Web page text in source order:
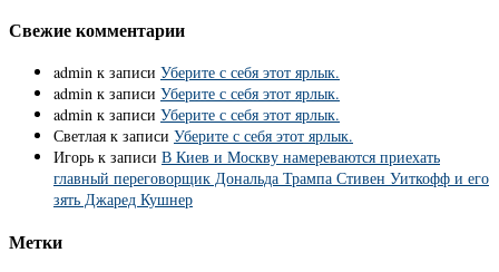
Свежие комментарии
admin к записи Уберите с себя этот ярлык.
admin к записи Уберите с себя этот ярлык.
admin к записи Уберите с себя этот ярлык.
Светлая к записи Уберите с себя этот ярлык.
Игорь к записи В Киев и Москву намереваются приехать
главный переговорщик Дональда Трампа Стивен Уиткофф и его
зять Джаред Кушнер
Метки